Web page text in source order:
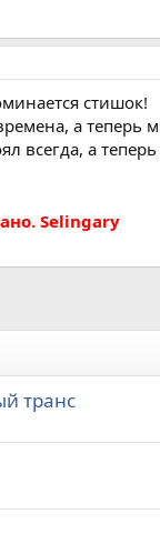
стишок!
а теперь
всегда, а
Selingary
транс